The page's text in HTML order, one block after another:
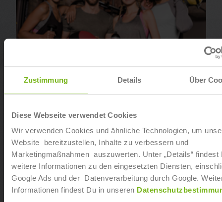
Zustimmung Details Über
Diese Webseite verwendet Cookies
Wir verwenden Cookies und ähnliche Technologien, um
Website bereitzustellen, Inhalte zu verbessern und
Marketingmaßnahmen auszuwerten. Unter „Details“ findest
weitere Informationen zu den eingesetzten Diensten,
Google Ads und der Datenverarbeitung durch Google.
Informationen findest Du in unseren